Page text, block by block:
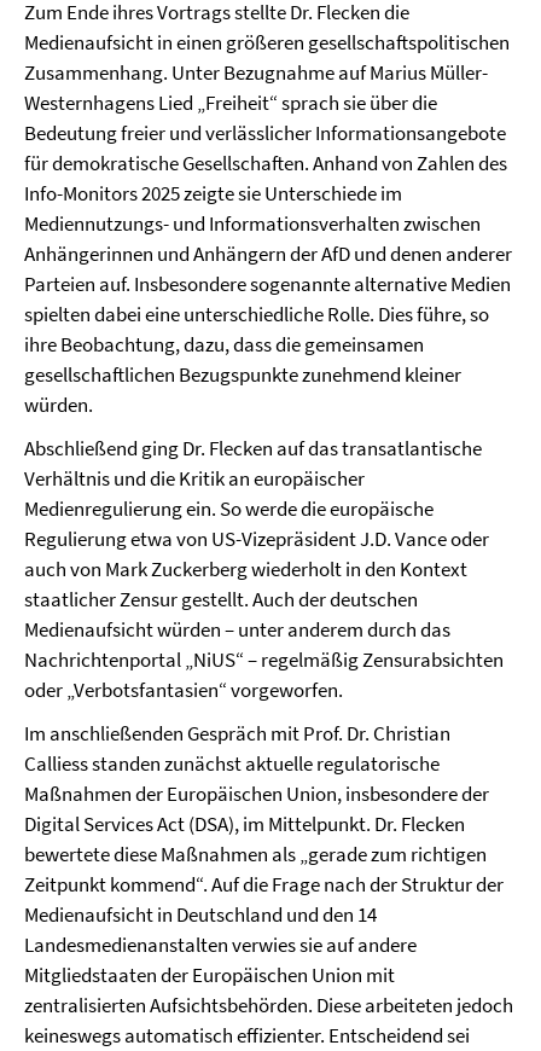
Zum Ende ihres Vortrags stellte Dr. Flecken die
Medienaufsicht in einen größeren gesellschaftspolitischen
Zusammenhang. Unter Bezugnahme auf Marius Müller-
Westernhagens Lied „Freiheit“ sprach sie über die
Bedeutung freier und verlässlicher Informationsangebote
für demokratische Gesellschaften. Anhand von Zahlen des
Info-Monitors 2025 zeigte sie Unterschiede im
Mediennutzungs- und Informationsverhalten zwischen
Anhängerinnen und Anhängern der AfD und denen anderer
Parteien auf. Insbesondere sogenannte alternative Medien
spielten dabei eine unterschiedliche Rolle. Dies führe, so
ihre Beobachtung, dazu, dass die gemeinsamen
gesellschaftlichen Bezugspunkte zunehmend kleiner
würden.
Abschließend ging Dr. Flecken auf das transatlantische
Verhältnis und die Kritik an europäischer
Medienregulierung ein. So werde die europäische
Regulierung etwa von US-Vizepräsident J.D. Vance oder
auch von Mark Zuckerberg wiederholt in den Kontext
staatlicher Zensur gestellt. Auch der deutschen
Medienaufsicht würden – unter anderem durch das
Nachrichtenportal „NiUS“ – regelmäßig Zensurabsichten
oder „Verbotsfantasien“ vorgeworfen.
Im anschließenden Gespräch mit Prof. Dr. Christian
Calliess standen zunächst aktuelle regulatorische
Maßnahmen der Europäischen Union, insbesondere der
Digital Services Act (DSA), im Mittelpunkt. Dr. Flecken
bewertete diese Maßnahmen als „gerade zum richtigen
Zeitpunkt kommend“. Auf die Frage nach der Struktur der
Medienaufsicht in Deutschland und den 14
Landesmedienanstalten verwies sie auf andere
Mitgliedstaaten der Europäischen Union mit
zentralisierten Aufsichtsbehörden. Diese arbeiteten jedoch
keineswegs automatisch effizienter. Entscheidend sei